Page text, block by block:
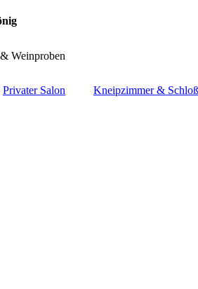
Weinproben
Privater Salon Kneipzimmer &